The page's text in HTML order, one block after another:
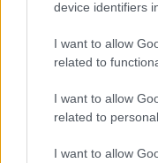
device identifiers
I want to allow
related to
I want to allow
related to
I want to allow